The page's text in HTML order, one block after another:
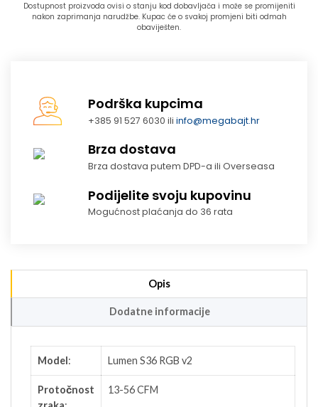
Dostupnost proizvoda ovisi o stanju kod dobavljača i može se promijeniti
nakon zaprimanja narudžbe. Kupac će o svakoj promjeni biti odmah
obaviješten.
Podrška kupcima
+385 91 527 6030 iliinfo@megabajt.hr
Brza dostava
Brza dostava putem DPD-a ili Overseasa
Podijelite svoju kupovinu
Mogućnost plaćanja do 36 rata
Opis
Dodatne informacije
Model: Lumen S36 RGB v2
Protočnost
13-56 CFM